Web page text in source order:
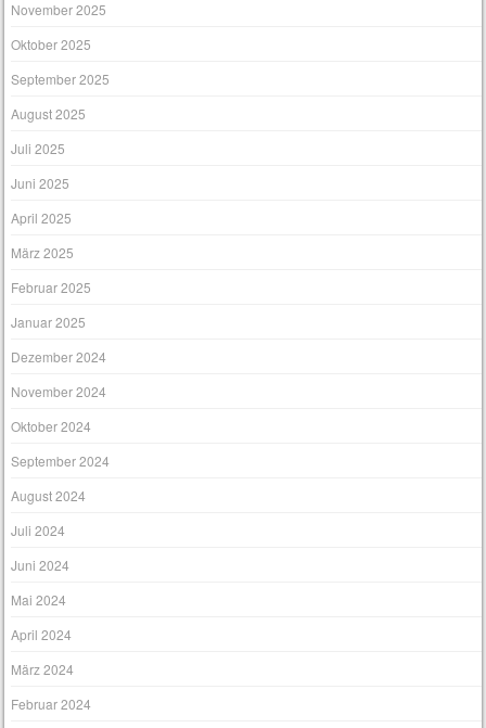
November 2025
Oktober 2025
September 2025
August 2025
Juli 2025
Juni 2025
April 2025
März 2025
Februar 2025
Januar 2025
Dezember 2024
November 2024
Oktober 2024
September 2024
August 2024
Juli 2024
Juni 2024
Mai 2024
April 2024
März 2024
Februar 2024